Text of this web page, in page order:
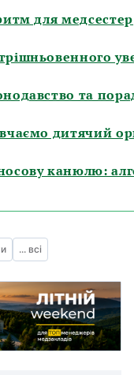
для медсестер
та
дитячий
канюлю:
... всі